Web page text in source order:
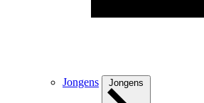
Jongens Jongens